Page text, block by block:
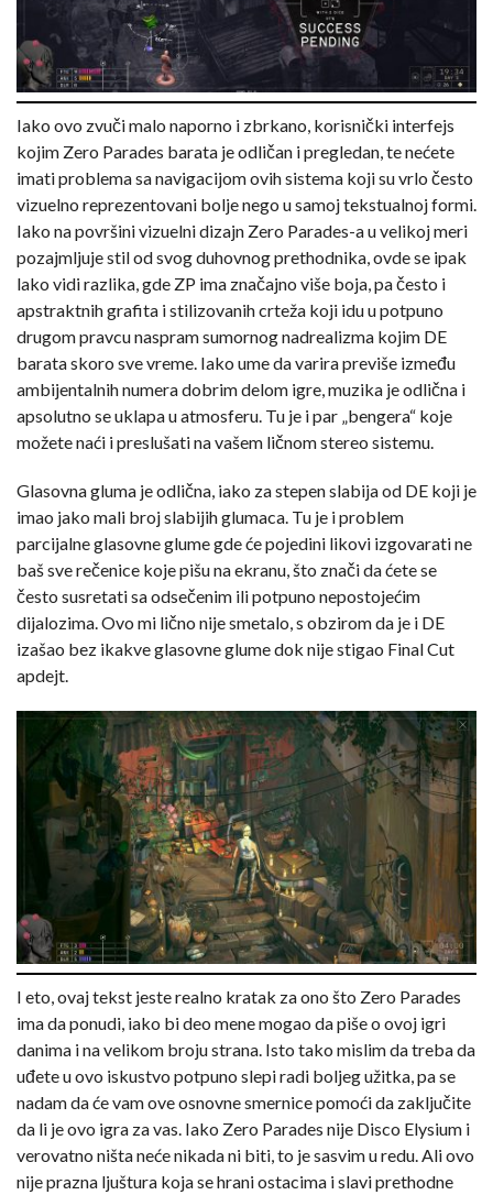
Iako ovo zvuči malo naporno i zbrkano, korisnički interfejs
kojim Zero Parades barata je odličan i pregledan, te nećete
imati problema sa navigacijom ovih sistema koji su vrlo često
vizuelno reprezentovani bolje nego u samoj tekstualnoj formi.
Iako na površini vizuelni dizajn Zero Parades-a u velikoj meri
pozajmljuje stil od svog duhovnog prethodnika, ovde se ipak
lako vidi razlika, gde ZP ima značajno više boja, pa često i
apstraktnih grafita i stilizovanih crteža koji idu u potpuno
drugom pravcu naspram sumornog nadrealizma kojim DE
barata skoro sve vreme. Iako ume da varira previše između
ambijentalnih numera dobrim delom igre, muzika je odlična i
apsolutno se uklapa u atmosferu. Tu je i par „bengera“ koje
možete naći i preslušati na vašem ličnom stereo sistemu.
Glasovna gluma je odlična, iako za stepen slabija od DE koji je
imao jako mali broj slabijih glumaca. Tu je i problem
parcijalne glasovne glume gde će pojedini likovi izgovarati ne
baš sve rečenice koje pišu na ekranu, što znači da ćete se
često susretati sa odsečenim ili potpuno nepostojećim
dijalozima. Ovo mi lično nije smetalo, s obzirom da je i DE
izašao bez ikakve glasovne glume dok nije stigao Final Cut
apdejt.
I eto, ovaj tekst jeste realno kratak za ono što Zero Parades
ima da ponudi, iako bi deo mene mogao da piše o ovoj igri
danima i na velikom broju strana. Isto tako mislim da treba da
uđete u ovo iskustvo potpuno slepi radi boljeg užitka, pa se
nadam da će vam ove osnovne smernice pomoći da zaključite
da li je ovo igra za vas. Iako Zero Parades nije Disco Elysium i
verovatno ništa neće nikada ni biti, to je sasvim u redu. Ali ovo
nije prazna ljuštura koja se hrani ostacima i slavi prethodne